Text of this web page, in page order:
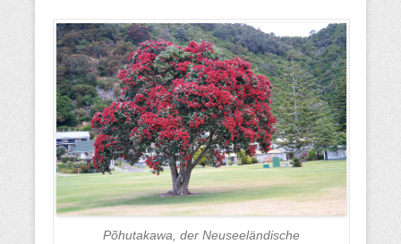
Põhutakawa, der Neuseeländische